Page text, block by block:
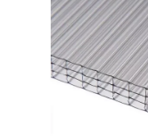
hvězdiček.